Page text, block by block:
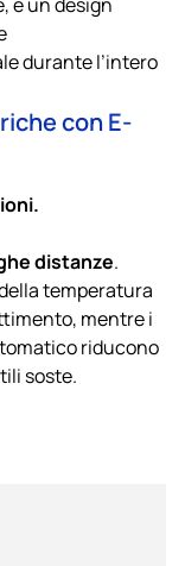
durante l’intero
con E-
distanze.
temperatura
mentre i
riducono
soste.